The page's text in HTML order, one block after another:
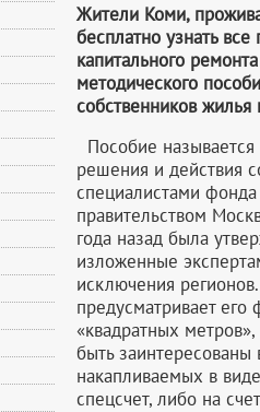
Жители Коми,
бесплатно узнать
капитального
методического
собственников жилья
Пособие
решения и действия
специалистами
правительством
года назад была
изложенные
исключения
предусматривает
«квадратных
быть
накапливаемых в
спецсчет, либо на